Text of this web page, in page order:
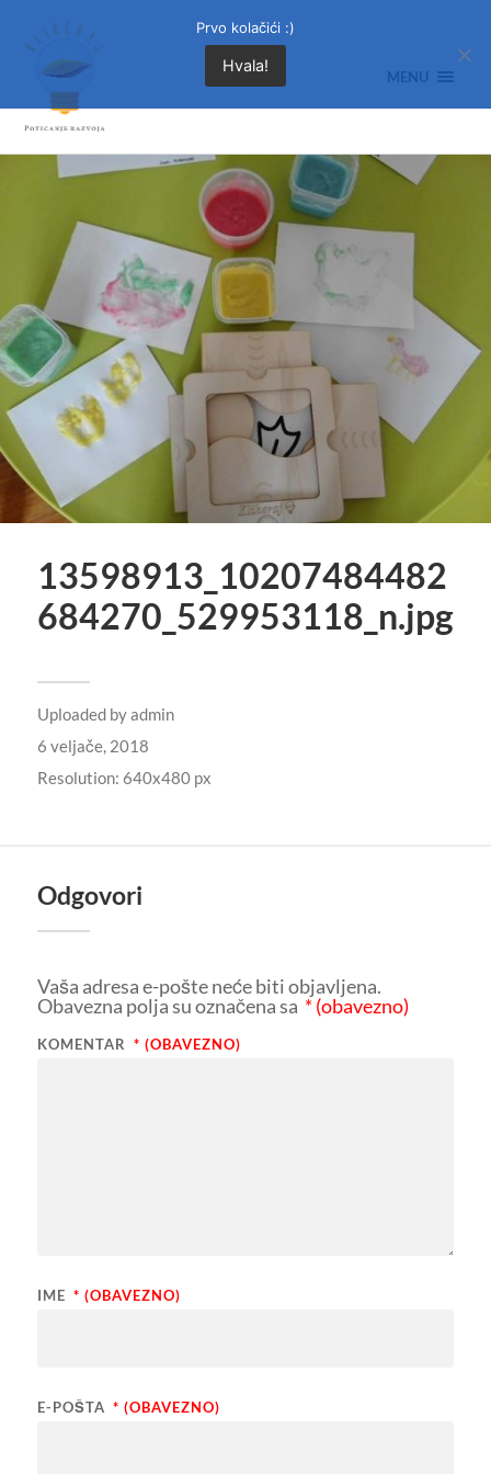
MENU
13598913_10207484482
684270_529953118_n.jpg
Uploaded byadmin
6 veljače, 2018
Resolution: 640x480 px
Odgovori
Vaša adresa e-pošte neće biti objavljena.
Obavezna polja su označena sa * (obavezno)
KOMENTAR * (OBAVEZNO)
IME * (OBAVEZNO)
E-POŠTA * (OBAVEZNO)
Prvo kolačići :)
Hvala!